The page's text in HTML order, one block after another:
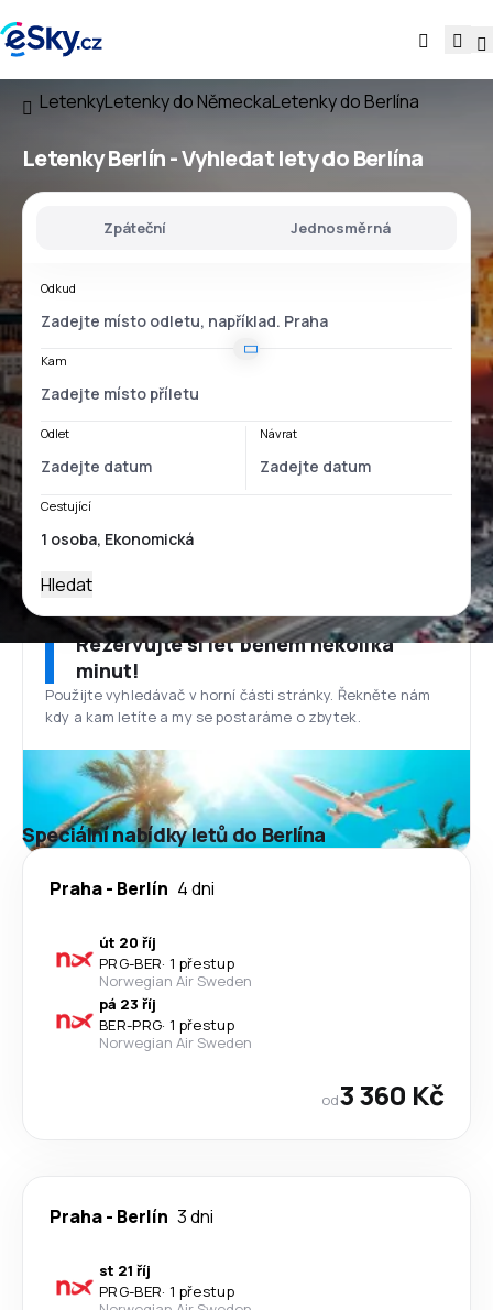
LetenkyLetenky do NěmeckaLetenky do Berlína
Letenky Berlín - Vyhledat lety do Berlína
Zpáteční Jednosměrná
Odkud
Kam
Odlet Návrat
Cestující
Hledat
Rezervujte si let během několika
minut!
Použijte vyhledávač v horní části stránky. Řekněte nám
kdy a kam letíte a my se postaráme o zbytek.
Speciální nabídky letů do Berlína
Praha- Berlín 4 dni
út 20 říj
PRG-BER· 1 přestup
Norwegian Air Sweden
pá 23 říj
BER-PRG· 1 přestup
Norwegian Air Sweden
od3 360 Kč
Praha- Berlín 3 dni
st 21 říj
PRG-BER· 1 přestup